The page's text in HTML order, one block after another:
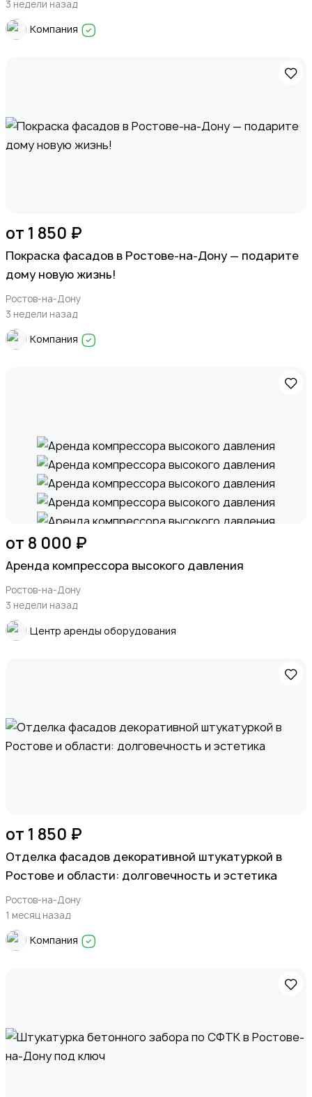
3 недели назад
Компания
от 1 850 ₽
Покраска фасадов в Ростове-на-Дону — подарите
дому новую жизнь!
Ростов-на-Дону
3 недели назад
Компания
от 8 000 ₽
Аренда компрессора высокого давления
Ростов-на-Дону
3 недели назад
Центр аренды оборудования
от 1 850 ₽
Отделка фасадов декоративной штукатуркой в
Ростове и области: долговечность и эстетика
Ростов-на-Дону
1 месяц назад
Компания